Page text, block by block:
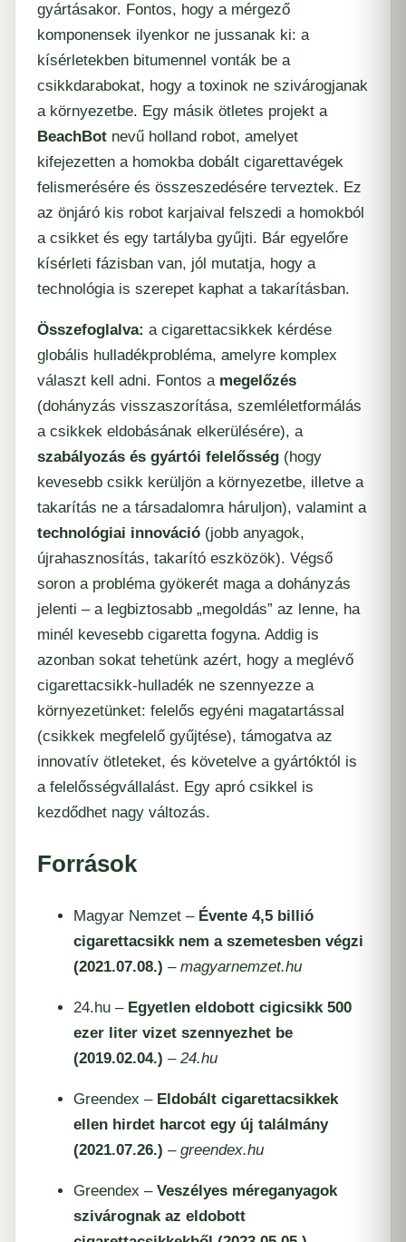
gyártásakor. Fontos, hogy a mérgező
komponensek ilyenkor ne jussanak ki: a
kísérletekben bitumennel vonták be a
csikkdarabokat, hogy a toxinok ne szivárogjanak
a környezetbe. Egy másik ötletes projekt a
BeachBot nevű holland robot, amelyet
kifejezetten a homokba dobált cigarettavégek
felismerésére és összeszedésére terveztek. Ez
az önjáró kis robot karjaival felszedi a homokból
a csikket és egy tartályba gyűjti. Bár egyelőre
kísérleti fázisban van, jól mutatja, hogy a
technológia is szerepet kaphat a takarításban.
Összefoglalva: a cigarettacsikkek kérdése
globális hulladékprobléma, amelyre komplex
választ kell adni. Fontos a megelőzés
(dohányzás visszaszorítása, szemléletformálás
a csikkek eldobásának elkerülésére), a
szabályozás és gyártói felelősség (hogy
kevesebb csikk kerüljön a környezetbe, illetve a
takarítás ne a társadalomra háruljon), valamint a
technológiai innováció (jobb anyagok,
újrahasznosítás, takarító eszközök). Végső
soron a probléma gyökerét maga a dohányzás
jelenti – a legbiztosabb „megoldás” az lenne, ha
minél kevesebb cigaretta fogyna. Addig is
azonban sokat tehetünk azért, hogy a meglévő
cigarettacsikk-hulladék ne szennyezze a
környezetünket: felelős egyéni magatartással
(csikkek megfelelő gyűjtése), támogatva az
innovatív ötleteket, és követelve a gyártóktól is
a felelősségvállalást. Egy apró csikkel is
kezdődhet nagy változás.
Források
Magyar Nemzet – Évente 4,5 billió
cigarettacsikk nem a szemetesben végzi
(2021.07.08.) – magyarnemzet.hu
24.hu – Egyetlen eldobott cigicsikk 500
ezer liter vizet szennyezhet be
(2019.02.04.) – 24.hu
Greendex – Eldobált cigarettacsikkek
ellen hirdet harcot egy új találmány
(2021.07.26.) – greendex.hu
Greendex – Veszélyes méreganyagok
szivárognak az eldobott